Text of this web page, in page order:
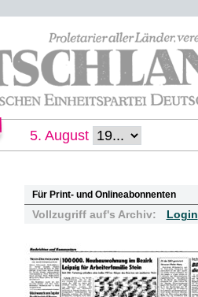
5. August
Für Print- und Onlineabonnenten
Vollzugriff auf's Archiv: Login